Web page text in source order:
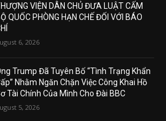
VIỆN DÂN CHỦ ĐƯA LUẬT CẤM
QUỐC PHÒNG HẠN CHẾ ĐỐI VỚI BÁO
6, 2026
Trump Đã Tuyên Bố “Tình Trạng Khẩn
Nhằm Ngăn Chặn Việc Công Khai Hồ
Tài Chính Của Mình Cho Đài BBC
5, 2026